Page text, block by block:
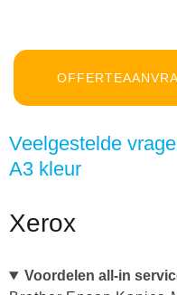
Veelgestelde
A3 kleur
Xerox
Voordelen all-in